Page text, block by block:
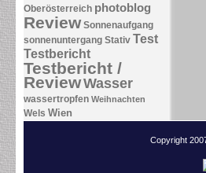
Oberösterreich photoblog
Review Sonnenaufgang
sonnenuntergang Stativ Test
Testbericht
Testbericht /
ReviewWasser
wassertropfen Weihnachten
Wels Wien
Copyright